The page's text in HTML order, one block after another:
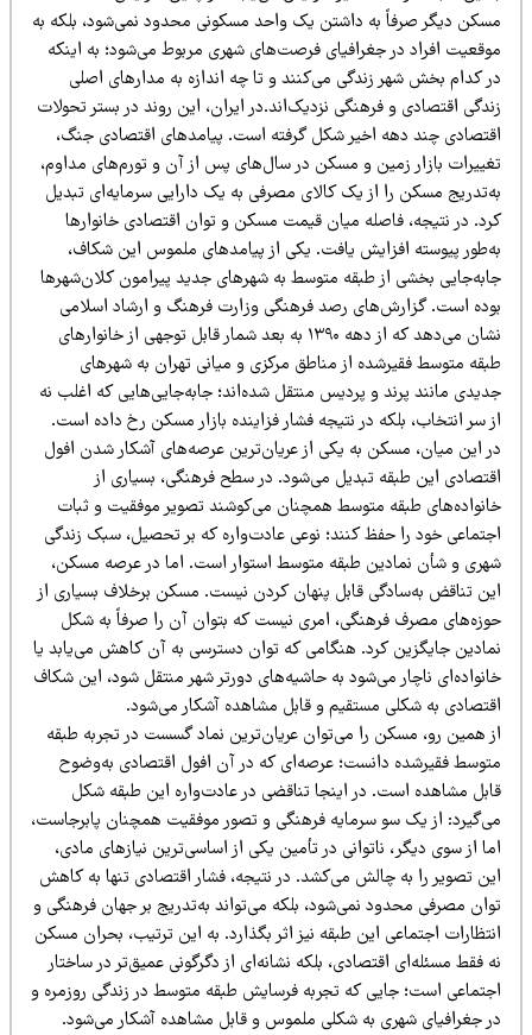
دیگر صرفاً به داشتن یک واحد مسکونی محدود نمی‌شود، بلکه به
افراد در جغرافیای فرصت‌های شهری مربوط می‌شود؛ به اینکه
کدام بخش شهر زندگی می‌کنند و تا چه اندازه به مدارهای اصلی
اقتصادی و فرهنگی نزدیک‌اند.در ایران، این روند در بستر تحولات
چند دهه اخیر شکل گرفته است. پیامدهای اقتصادی جنگ،
بازار زمین و مسکن در سال‌های پس از آن و تورم‌های مداوم،
مسکن را از یک کالای مصرفی به یک دارایی سرمایه‌ای تبدیل
در نتیجه، فاصله میان قیمت مسکن و توان اقتصادی خانوارها
پیوسته افزایش یافت. یکی از پیامدهای ملموس این شکاف،
بخشی از طبقه متوسط به شهرهای جدید پیرامون کلان‌شهرها
است. گزارش‌های رصد فرهنگی وزارت فرهنگ و ارشاد اسلامی
نشان می‌دهد که از دهه ۱۳۹۰ به بعد شمار قابل توجهی از خانوارهای
متوسط فقیرشده از مناطق مرکزی و میانی تهران به شهرهای
مانند پرند و پردیس منتقل شده‌اند؛ جابه‌جایی‌هایی که اغلب نه
سر انتخاب، بلکه در نتیجه فشار فزاینده بازار مسکن رخ داده است.
این میان، مسکن به یکی از عریان‌ترین عرصه‌های آشکار شدن افول
این طبقه تبدیل می‌شود. در سطح فرهنگی، بسیاری از
طبقه متوسط همچنان می‌کوشند تصویر موفقیت و ثبات
خود را حفظ کنند؛ نوعی عادت‌واره که بر تحصیل، سبک زندگی
و شأن نمادین طبقه متوسط استوار است. اما در عرصه مسکن،
تناقض به‌سادگی قابل پنهان کردن نیست. مسکن برخلاف بسیاری از
مصرف فرهنگی، امری نیست که بتوان آن را صرفاً به شکل
جایگزین کرد. هنگامی که توان دسترسی به آن کاهش می‌یابد یا
ناچار می‌شود به حاشیه‌های دورتر شهر منتقل شود، این شکاف
به شکلی مستقیم و قابل مشاهده آشکار می‌شود.
همین رو، مسکن را می‌توان عریان‌ترین نماد گسست در تجربه طبقه
فقیرشده دانست؛ عرصه‌ای که در آن افول اقتصادی به‌وضوح
مشاهده است. در اینجا تناقضی در عادت‌واره این طبقه شکل
از یک سو سرمایه فرهنگی و تصور موفقیت همچنان پابرجاست،
از سوی دیگر، ناتوانی در تأمین یکی از اساسی‌ترین نیازهای مادی،
تصویر را به چالش می‌کشد. در نتیجه، فشار اقتصادی تنها به کاهش
مصرفی محدود نمی‌شود، بلکه می‌تواند به‌تدریج بر جهان فرهنگی و
اجتماعی این طبقه نیز اثر بگذارد. به این ترتیب، بحران مسکن
فقط مسئله‌ای اقتصادی، بلکه نشانه‌ای از دگرگونی عمیق‌تر در ساختار
است؛ جایی که تجربه فرسایش طبقه متوسط در زندگی روزمره و
جغرافیای شهری به شکلی ملموس و قابل مشاهده آشکار می‌شود.